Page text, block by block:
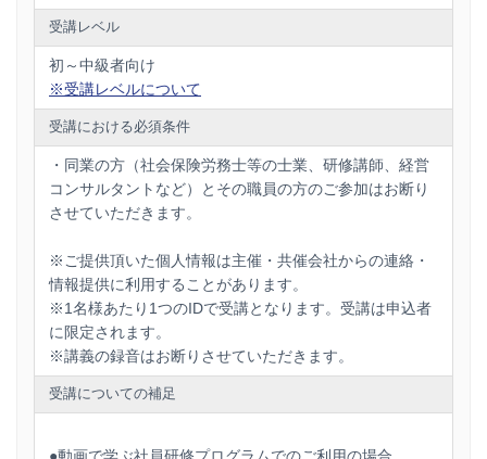
受講レベル
初～中級者向け
※受講レベルについて
受講における必須条件
・同業の方（社会保険労務士等の士業、研修講師、経営
コンサルタントなど）とその職員の方のご参加はお断り
させていただきます。
※ご提供頂いた個人情報は主催・共催会社からの連絡・
情報提供に利用することがあります。
※1名様あたり1つのIDで受講となります。受講は申込者
に限定されます。
※講義の録音はお断りさせていただきます。
受講についての補足